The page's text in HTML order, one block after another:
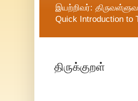
இயற்றிவர்:
Quick Introduction to
திருக்குறள்